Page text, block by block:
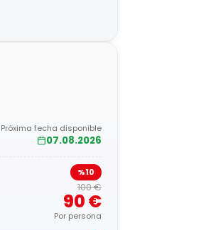
Próxima fecha disponible
07.08.2026
%10
100 €
90 €
Por persona